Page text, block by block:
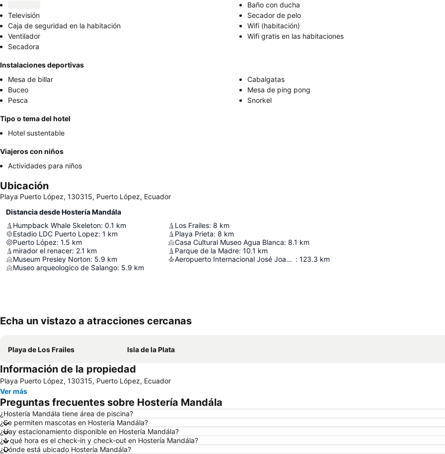
Baño con ducha
Televisión
Secador de pelo
Caja de seguridad en la habitación
Wifi (habitación)
Ventilador
Wifi gratis en las habitaciones
Secadora
Instalaciones deportivas
Mesa de billar
Cabalgatas
Buceo
Mesa de ping pong
Pesca
Snorkel
Tipo o tema del hotel
Hotel sustentable
Viajeros con niños
Actividades para niños
Ubicación
Playa Puerto López, 130315, Puerto López, Ecuador
Distancia desde Hostería Mandála
Humpback Whale Skeleton: 0.1 km
Estadio LDC Puerto Lopez: 1 km
Puerto López: 1.5 km
mirador el renacer: 2.1 km
Museum Presley Norton: 5.9 km
Museo arqueologico de Salango: 5.9 km
Los Frailes: 8 km
Playa Prieta: 8 km
Casa Cultural Museo Agua Blanca: 8.1 km
Parque de la Madre: 10.1 km
Aeropuerto Internacional José Joaquín De Olmedo : 123.3 km
Echa un vistazo a atracciones cercanas
Playa de Los Frailes Isla de la Plata
Información de la propiedad
Playa Puerto López, 130315, Puerto López, Ecuador
Ver más
Preguntas frecuentes sobre Hostería Mandála
¿Hostería Mandála tiene área de piscina?
¿Se permiten mascotas en Hostería Mandála?
¿Hay estacionamiento disponible en Hostería Mandála?
¿A qué hora es el check-in y check-out en Hostería Mandála?
¿Dónde está ubicado Hostería Mandála?